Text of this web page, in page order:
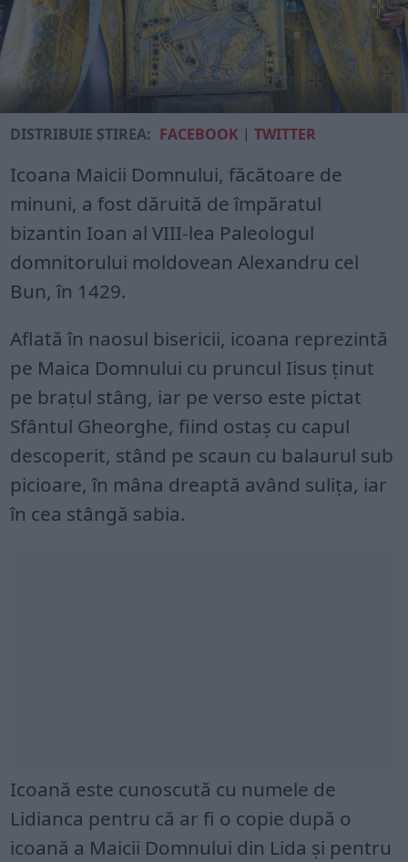
DISTRIBUIE ȘTIREA: FACEBOOK |TWITTER
Icoana Maicii Domnului, făcătoare de
minuni, a fost dăruită de împăratul
bizantin Ioan al VIII-lea Paleologul
domnitorului moldovean Alexandru cel
Bun, în 1429.
Aflată în naosul bisericii, icoana reprezintă
pe Maica Domnului cu pruncul Iisus ţinut
pe braţul stâng, iar pe verso este pictat
Sfântul Gheorghe, fiind ostaş cu capul
descoperit, stând pe scaun cu balaurul sub
picioare, în mâna dreaptă având suliţa, iar
în cea stângă sabia.
Icoană este cunoscută cu numele de
Lidianca pentru că ar fi o copie după o
icoană a Maicii Domnului din Lida şi pentru